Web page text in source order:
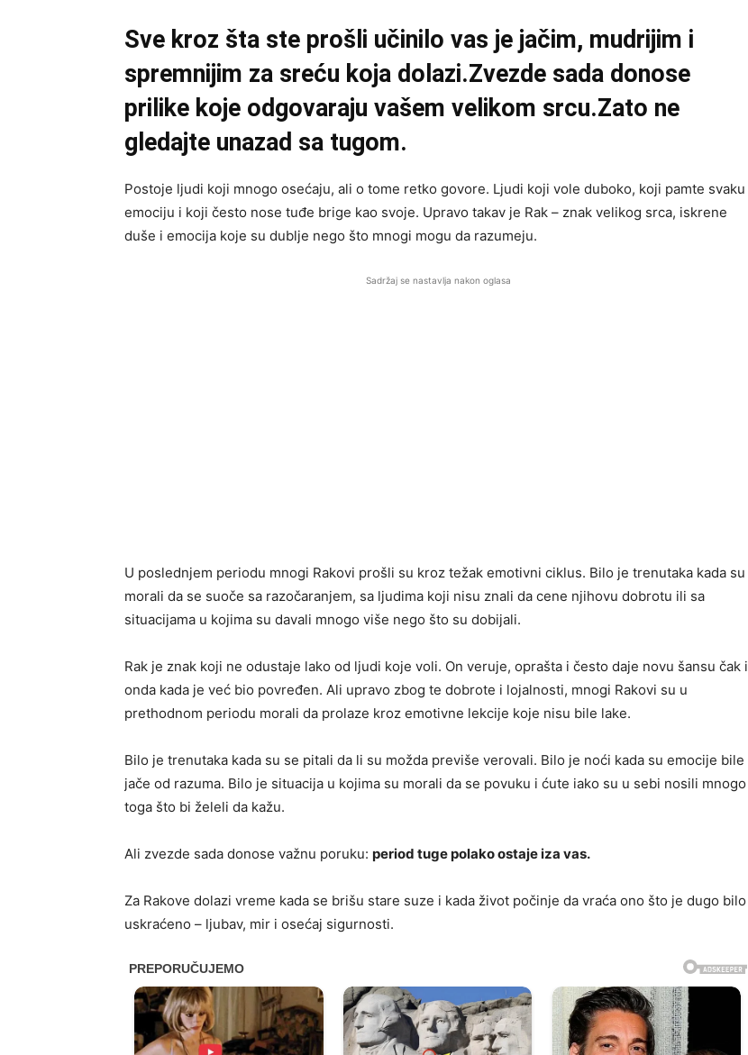
Sve kroz šta ste prošli učinilo vas je jačim, mudrijim i
spremnijim za sreću koja dolazi.Zvezde sada donose
prilike koje odgovaraju vašem velikom srcu.Zato ne
gledajte unazad sa tugom.
Postoje ljudi koji mnogo osećaju, ali o tome retko govore. Ljudi koji vole duboko, koji pamte svaku
emociju i koji često nose tuđe brige kao svoje. Upravo takav je Rak – znak velikog srca, iskrene
duše i emocija koje su dublje nego što mnogi mogu da razumeju.
Sadržaj se nastavlja nakon oglasa
U poslednjem periodu mnogi Rakovi prošli su kroz težak emotivni ciklus. Bilo je trenutaka kada su
morali da se suoče sa razočaranjem, sa ljudima koji nisu znali da cene njihovu dobrotu ili sa
situacijama u kojima su davali mnogo više nego što su dobijali.
Rak je znak koji ne odustaje lako od ljudi koje voli. On veruje, oprašta i često daje novu šansu čak i
onda kada je već bio povređen. Ali upravo zbog te dobrote i lojalnosti, mnogi Rakovi su u
prethodnom periodu morali da prolaze kroz emotivne lekcije koje nisu bile lake.
Bilo je trenutaka kada su se pitali da li su možda previše verovali. Bilo je noći kada su emocije bile
jače od razuma. Bilo je situacija u kojima su morali da se povuku i ćute iako su u sebi nosili mnogo
toga što bi želeli da kažu.
Ali zvezde sada donose važnu poruku: period tuge polako ostaje iza vas.
Za Rakove dolazi vreme kada se brišu stare suze i kada život počinje da vraća ono što je dugo bilo
uskraćeno – ljubav, mir i osećaj sigurnosti.